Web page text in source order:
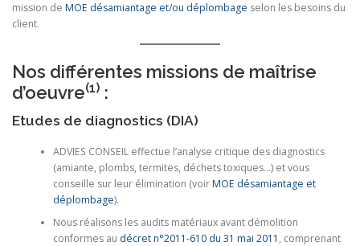
mission de MOE désamiantage et/ou déplombage selon les besoins du
client.
Nos différentes missions de maîtrise
d’oeuvre(1) :
Etudes de diagnostics (DIA)
ADVIES CONSEIL effectue l’analyse critique des diagnostics
(amiante, plombs, termites, déchets toxiques…) et vous
conseille sur leur élimination (voirMOE désamiantage et
déplombage).
Nous réalisons les audits matériaux avant démolition
conformes au décret n°2011-610 du 31 mai 2011 , comprenant